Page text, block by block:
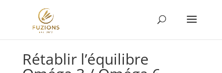
Rétablir l’équilibre